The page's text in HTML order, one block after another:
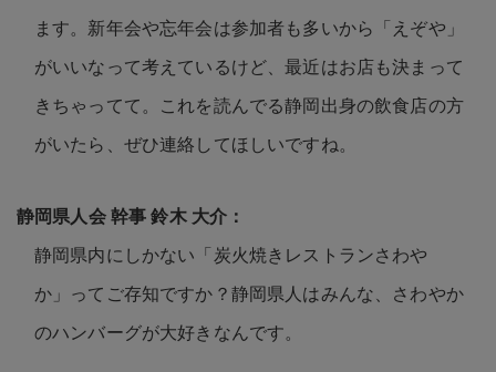
ます。新年会や忘年会は参加者も多いから「えぞや」
がいいなって考えているけど、最近はお店も決まって
きちゃってて。これを読んでる静岡出身の飲食店の方
がいたら、ぜひ連絡してほしいですね。
静岡県内にしかない「炭火焼きレストランさわや
か」ってご存知ですか？静岡県人はみんな、さわやか
のハンバーグが大好きなんです。